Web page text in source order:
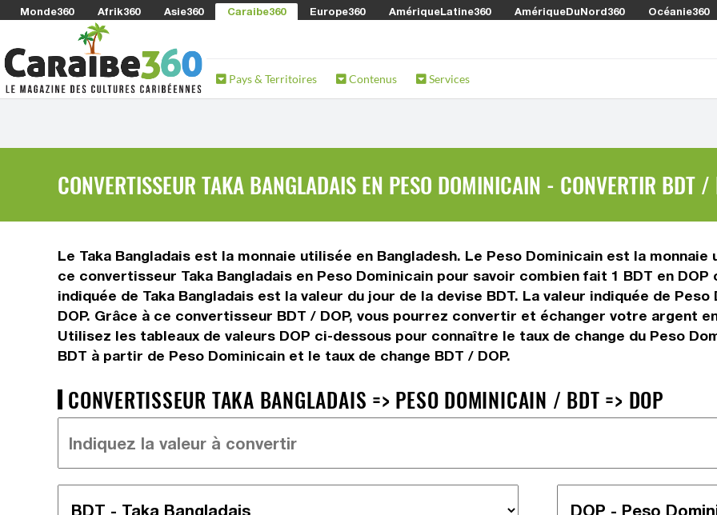
Monde360 Afrik360 Asie360 Caraibe360 Europe360 AmériqueLatine360 AmériqueDuNord360 Océanie360
Pays & Territoires Contenus Services
CONVERTISSEUR TAKA BANGLADAIS EN PESO DOMINICAIN - CONVERTIR BDT /
Le Taka Bangladais est la monnaie utilisée en Bangladesh. Le Peso Dominicain est la
ce convertisseur Taka Bangladais en Peso Dominicain pour savoir combien fait 1 BDT en
indiquée de Taka Bangladais est la valeur du jour de la devise BDT. La valeur indiquée de
DOP. Grâce à ce convertisseur BDT / DOP, vous pourrez convertir et échanger votre argent
Utilisez les tableaux de valeurs DOP ci-dessous pour connaître le taux de change du Peso
BDT à partir de Peso Dominicain et le taux de change BDT / DOP.
CONVERTISSEUR TAKA BANGLADAIS => PESO DOMINICAIN / BDT => DOP